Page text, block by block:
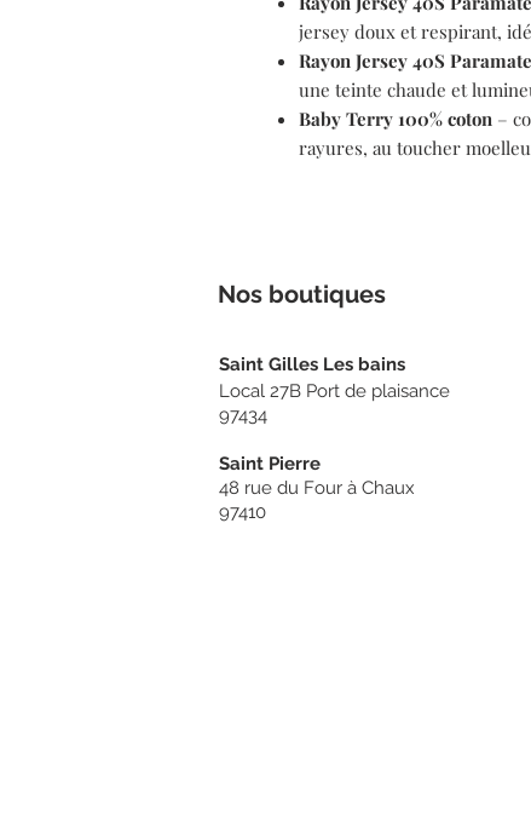
jersey doux et respirant,
Rayon Jersey 40S
une teinte chaude et
Baby Terry 100% coton –
rayures, au toucher
Nos boutiques
Saint Gilles Les bains
Local 27B Port de plaisance
97434
Saint Pierre
48 rue du Four à Chaux
97410